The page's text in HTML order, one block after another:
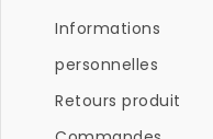
Informations
personnelles
Retours produit